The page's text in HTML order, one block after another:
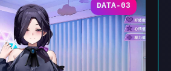
DATA-03